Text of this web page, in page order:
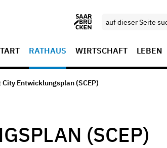
RATHAUS WIRTSCHAFT LEBEN
City Entwicklungsplan (SCEP)
(SCEP)